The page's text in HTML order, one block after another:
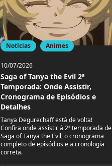
Notícias Animes
10/07/2026
Saga of Tanya the Evil 2ª
Temporada: Onde Assistir,
Cronograma de Episódios e
Detalhes
Tanya Degurechaff está de volta!
Confira onde assistir à 2ª temporada de
Saga of Tanya the Evil, o cronograma
completo de episódios e a cronologia
correta.